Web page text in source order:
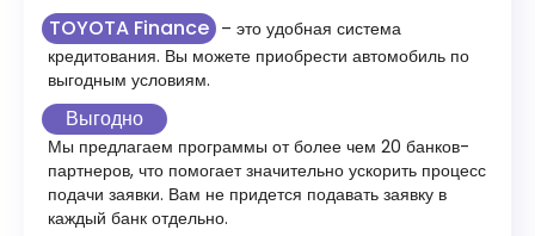
TOYOTA Finance – это удобная система
кредитования. Вы можете приобрести автомобиль по
выгодным условиям.
Выгодно
Мы предлагаем программы от более чем 20 банков-
партнеров, что помогает значительно ускорить процесс
подачи заявки. Вам не придется подавать заявку в
каждый банк отдельно.